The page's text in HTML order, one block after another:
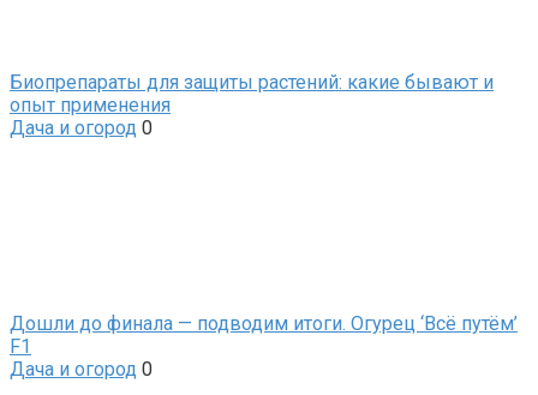
Биопрепараты для защиты растений: какие бывают и
опыт применения
Дача и огород 0
Дошли до финала — подводим итоги. Огурец ‘Всё путём’
F1
Дача и огород 0